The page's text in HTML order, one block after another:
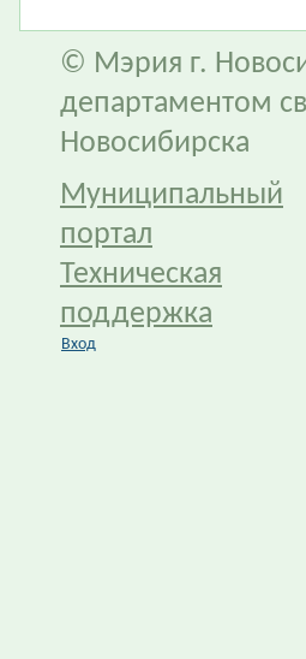
© Мэрия г.
департаментом
Новосибирска
Муниципальный
портал
Техническая
поддержка
Вход